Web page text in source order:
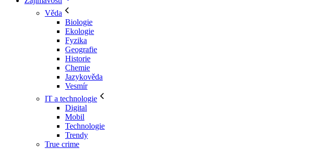
Věda
Biologie
Ekologie
Fyzika
Geografie
Historie
Chemie
Jazykověda
Vesmír
IT a technologie
Digital
Mobil
Technologie
Trendy
True crime